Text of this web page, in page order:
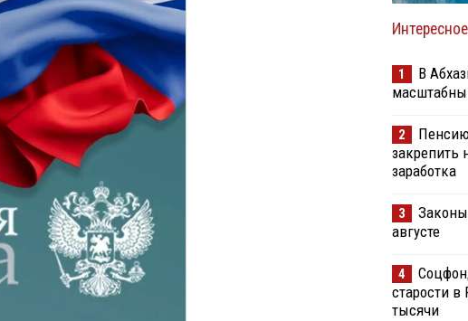
1
В
2
закрепить
заработка
3
августе
4
старости
тысячи